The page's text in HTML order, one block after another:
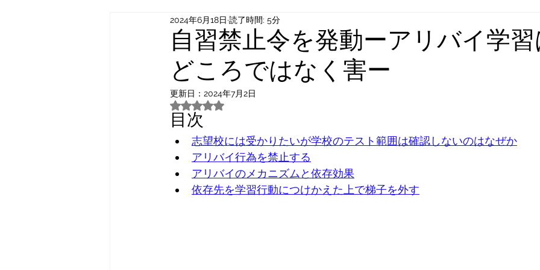
自習禁止令を発動ーアリバイ学
どころではなく害ー
2024年6月18日 読了時間: 5分
更新日： 2024年7月2日
5つ星のうちNaNと評価されています。
目次
志望校には受かりたいが学校のテスト範囲は確認しないのはなぜか
アリバイ行為を禁止する
アリバイのメカニズムと依存効果
依存先を学習行動につけかえた上で梯子を外す